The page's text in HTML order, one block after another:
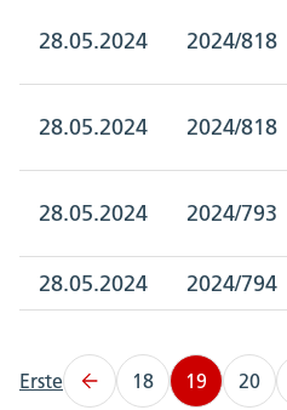
28.05.2024 2024/818
28.05.2024 2024/818
28.05.2024 2024/793
28.05.2024 2024/794
Erste 18 19 20